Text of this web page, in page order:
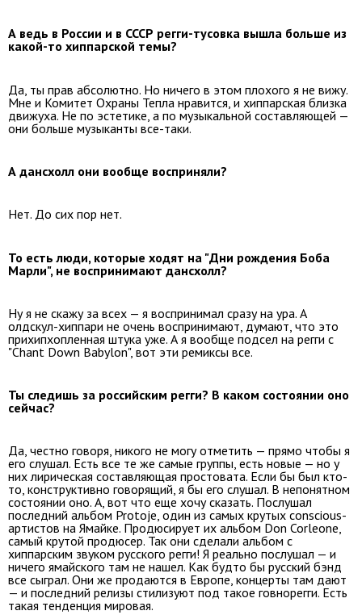
А ведь в России и в СССР регги-тусовка вышла больше из
какой-то хиппарской темы?
Да, ты прав абсолютно. Но ничего в этом плохого я не вижу.
Мне и Комитет Охраны Тепла нравится, и хиппарская близка
движуха. Не по эстетике, а по музыкальной составляющей —
они больше музыканты все-таки.
А дансхолл они вообще восприняли?
Нет. До сих пор нет.
То есть люди, которые ходят на "Дни рождения Боба
Марли", не воспринимают дансхолл?
Ну я не скажу за всех — я воспринимал сразу на ура. А
олдскул-хиппари не очень воспринимают, думают, что это
прихипхопленная штука уже. А я вообще подсел на регги с
"Chant Down Babylon", вот эти ремиксы все.
Ты следишь за российским регги? В каком состоянии оно
сейчас?
Да, честно говоря, никого не могу отметить — прямо чтобы я
его слушал. Есть все те же самые группы, есть новые — но у
них лирическая составляющая простовата. Если бы был кто-
то, конструктивно говорящий, я бы его слушал. В непонятном
состоянии оно. А, вот что еще хочу сказать. Послушал
последний альбом Protoje, один из самых крутых conscious-
артистов на Ямайке. Продюсирует их альбом Don Corleone,
самый крутой продюсер. Так они сделали альбом с
хиппарcким звуком русского регги! Я реально послушал — и
ничего ямайского там не нашел. Как будто бы русский бэнд
все сыграл. Они же продаются в Европе, концерты там дают
— и последний релизы стилизуют под такое говнорегги. Есть
такая тенденция мировая.